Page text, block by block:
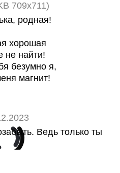
709x711)
родная!
хорошая
не найти!
безумно я,
магнит!